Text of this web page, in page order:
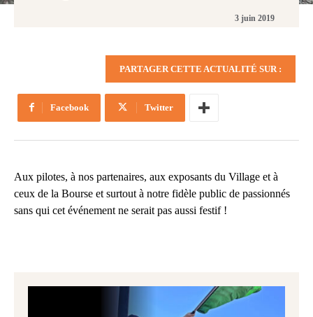
3 juin 2019
PARTAGER CETTE ACTUALITÉ SUR :
Facebook Twitter
Aux pilotes, à nos partenaires, aux exposants du Village et à
ceux de la Bourse et surtout à notre fidèle public de passionnés
sans qui cet événement ne serait pas aussi festif !